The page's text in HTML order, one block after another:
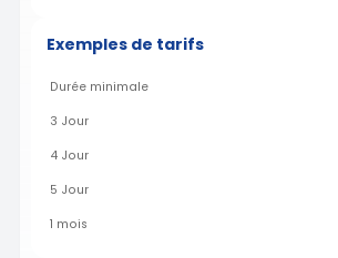
Exemples de tarifs
Durée minimale
3 Jour
4 Jour
5 Jour
1 mois